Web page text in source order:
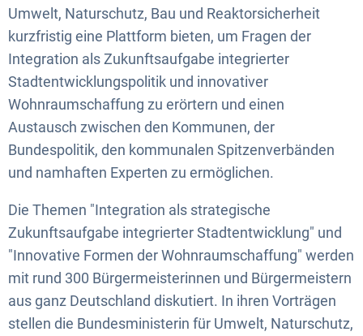
Umwelt, Naturschutz, Bau und Reaktorsicherheit
kurzfristig eine Plattform bieten, um Fragen der
Integration als Zukunftsaufgabe integrierter
Stadtentwicklungspolitik und innovativer
Wohnraumschaffung zu erörtern und einen
Austausch zwischen den Kommunen, der
Bundespolitik, den kommunalen Spitzenverbänden
und namhaften Experten zu ermöglichen.
Die Themen "Integration als strategische
Zukunftsaufgabe integrierter Stadtentwicklung" und
"Innovative Formen der Wohnraumschaffung" werden
mit rund 300 Bürgermeisterinnen und Bürgermeistern
aus ganz Deutschland diskutiert. In ihren Vorträgen
stellen die Bundesministerin für Umwelt, Naturschutz,